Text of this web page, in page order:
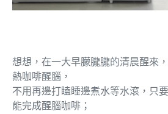
想想，在一大早朦朧朧的清晨醒來
熱咖啡醒腦，
不用再邊打瞌睡邊煮水等水滾，只
能完成醒腦咖啡；